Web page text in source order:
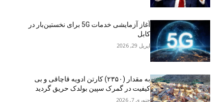
آغاز آزمایشی خدمات 5G برای نخستین‌بار در
کابل
اپریل 29, 2026
به مقدار (۲۳۵۰) کارتن ادویه قاچاقی و بی
کیفیت در گمرک سپین بولدک حریق گردید
جنوری 7, 2026